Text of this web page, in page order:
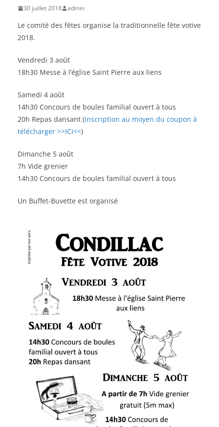
30 juillet 2018 admin
Le comité des fêtes organise la traditionnelle fête votive
2018.
Vendredi 3 août
18h30 Messe à l’église Saint Pierre aux liens
Samedi 4 août
14h30 Concours de boules familial ouvert à tous
20h Repas dansant (inscription au moyen du coupon à
télécharger >>ICI<<)
Dimanche 5 août
7h Vide grenier
14h30 Concours de boules familial ouvert à tous
Un Buffet-Buvette est organisé